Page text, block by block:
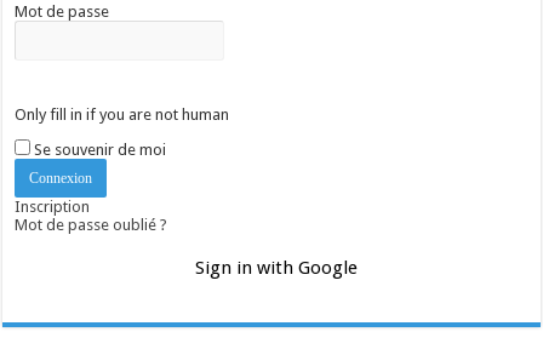
Mot de passe
Only fill in if you are not human
Se souvenir de moi
Inscription
Mot de passe oublié ?
Sign in with Google